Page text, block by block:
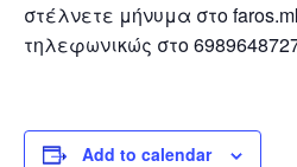
στέλνετε μήνυμα στο
τηλεφωνικώς στο
Add to calendar